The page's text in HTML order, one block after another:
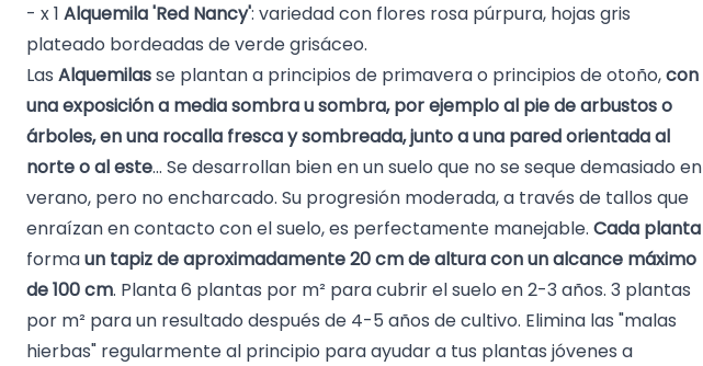
- x 1 Alquemila 'Red Nancy': variedad con flores rosa púrpura, hojas gris
plateado bordeadas de verde grisáceo.
Las Alquemilasse plantan a principios de primavera o principios de otoño,con
una exposición a media sombra u sombra, por ejemplo al pie de arbustos o
árboles, en una rocalla fresca y sombreada, junto a una pared orientada al
norte o al este... Se desarrollan bien en un suelo que no se seque demasiado en
verano, pero no encharcado. Su progresión moderada, a través de tallos que
enraízan en contacto con el suelo, es perfectamente manejable. Cada planta
formaun tapiz de aproximadamente 20 cm de altura con un alcance máximo
de 100 cm. Planta 6 plantas por m² para cubrir el suelo en 2-3 años. 3 plantas
por m² para un resultado después de 4-5 años de cultivo. Elimina las "malas
hierbas" regularmente al principio para ayudar a tus plantas jóvenes a